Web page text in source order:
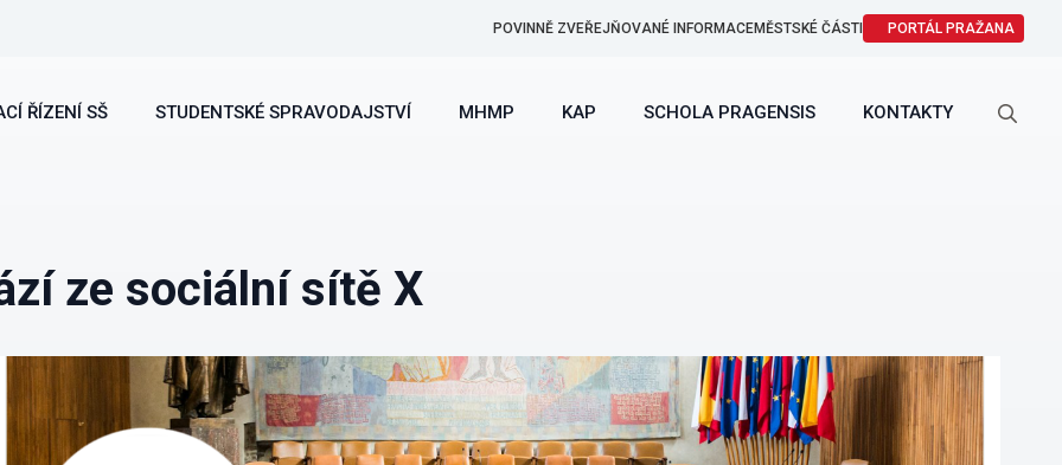
POVINNĚ ZVEŘEJŇOVANÉ INFORMACEMĚSTSKÉ ČÁSTI PORTÁL PRAŽANA
ŘÍZENÍ SŠ STUDENTSKÉ SPRAVODAJSTVÍ MHMP KAP SCHOLA PRAGENSIS KONTAKTY
ze sociální sítě X